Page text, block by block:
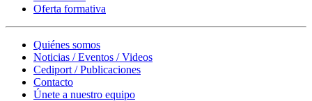
Oferta formativa
Quiénes somos
Noticias / Eventos / Videos
Cediport / Publicaciones
Contacto
Únete a nuestro equipo